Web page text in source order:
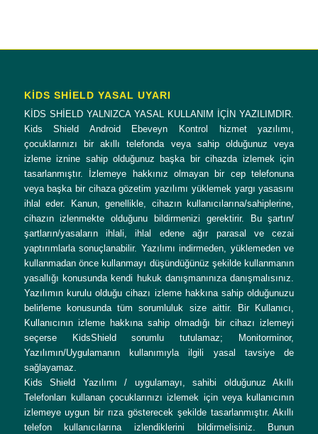
KİDS SHİELD YASAL UYARI
KİDS SHİELD YALNIZCA YASAL KULLANIM İÇİN YAZILIMDIR.
Kids Shield Android Ebeveyn Kontrol hizmet yazılımı,
çocuklarınızı bir akıllı telefonda veya sahip olduğunuz veya
izleme iznine sahip olduğunuz başka bir cihazda izlemek için
tasarlanmıştır. İzlemeye hakkınız olmayan bir cep telefonuna
veya başka bir cihaza gözetim yazılımı yüklemek yargı yasasını
ihlal eder. Kanun, genellikle, cihazın kullanıcılarına/sahiplerine,
cihazın izlenmekte olduğunu bildirmenizi gerektirir. Bu şartın/
şartların/yasaların ihlali, ihlal edene ağır parasal ve cezai
yaptırımlarla sonuçlanabilir. Yazılımı indirmeden, yüklemeden ve
kullanmadan önce kullanmayı düşündüğünüz şekilde kullanmanın
yasallığı konusunda kendi hukuk danışmanınıza danışmalısınız.
Yazılımın kurulu olduğu cihazı izleme hakkına sahip olduğunuzu
belirleme konusunda tüm sorumluluk size aittir. Bir Kullanıcı,
Kullanıcının izleme hakkına sahip olmadığı bir cihazı izlemeyi
seçerse KidsShield sorumlu tutulamaz; Monitorminor,
Yazılımın/Uygulamanın kullanımıyla ilgili yasal tavsiye de
sağlayamaz.
Kids Shield Yazılımı / uygulamayı, sahibi olduğunuz Akıllı
Telefonları kullanan çocuklarınızı izlemek için veya kullanıcının
izlemeye uygun bir rıza gösterecek şekilde tasarlanmıştır. Akıllı
telefon kullanıcılarına izlendiklerini bildirmelisiniz. Bunun